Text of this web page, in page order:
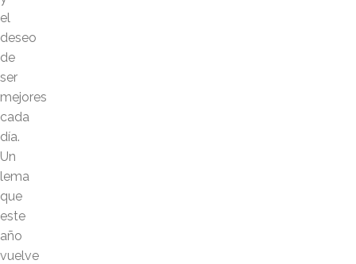
el
deseo
de
ser
mejores
cada
día.
Un
lema
que
este
año
vuelve